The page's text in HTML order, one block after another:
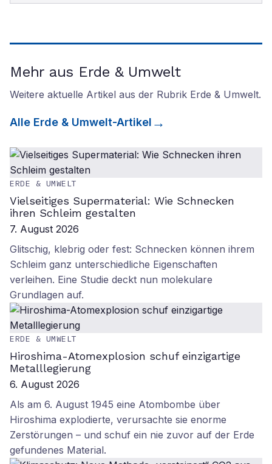
Mehr aus Erde & Umwelt
Weitere aktuelle Artikel aus der Rubrik Erde & Umwelt.
Alle Erde & Umwelt-Artikel
ERDE & UMWELT
Vielseitiges Supermaterial: Wie Schnecken
ihren Schleim gestalten
7. August 2026
Glitschig, klebrig oder fest: Schnecken können ihrem
Schleim ganz unterschiedliche Eigenschaften
verleihen. Eine Studie deckt nun molekulare
Grundlagen auf.
ERDE & UMWELT
Hiroshima-Atomexplosion schuf einzigartige
Metalllegierung
6. August 2026
Als am 6. August 1945 eine Atombombe über
Hiroshima explodierte, verursachte sie enorme
Zerstörungen – und schuf ein nie zuvor auf der Erde
gefundenes Material.